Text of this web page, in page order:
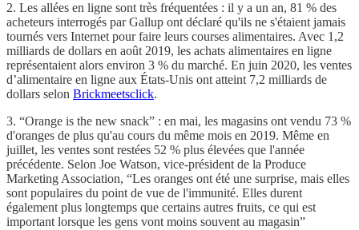
2. Les allées en ligne sont très fréquentées : il y a un an, 81 % des
acheteurs interrogés par Gallup ont déclaré qu'ils ne s'étaient jamais
tournés vers Internet pour faire leurs courses alimentaires. Avec 1,2
milliards de dollars en août 2019, les achats alimentaires en ligne
représentaient alors environ 3 % du marché. En juin 2020, les ventes
d’alimentaire en ligne aux États-Unis ont atteint 7,2 milliards de
dollars selon Brickmeetsclick.
3. “Orange is the new snack” : en mai, les magasins ont vendu 73 %
d'oranges de plus qu'au cours du même mois en 2019. Même en
juillet, les ventes sont restées 52 % plus élevées que l'année
précédente. Selon Joe Watson, vice-président de la Produce
Marketing Association, “Les oranges ont été une surprise, mais elles
sont populaires du point de vue de l'immunité. Elles durent
également plus longtemps que certains autres fruits, ce qui est
important lorsque les gens vont moins souvent au magasin”